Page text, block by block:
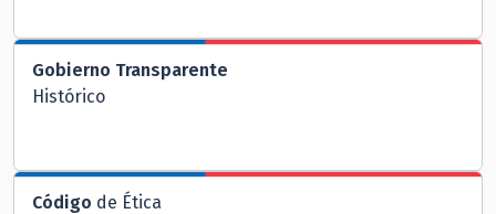
Gobierno Transparente
Histórico
Código de Ética